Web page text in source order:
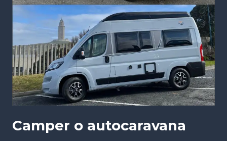
Camper o autocaravana